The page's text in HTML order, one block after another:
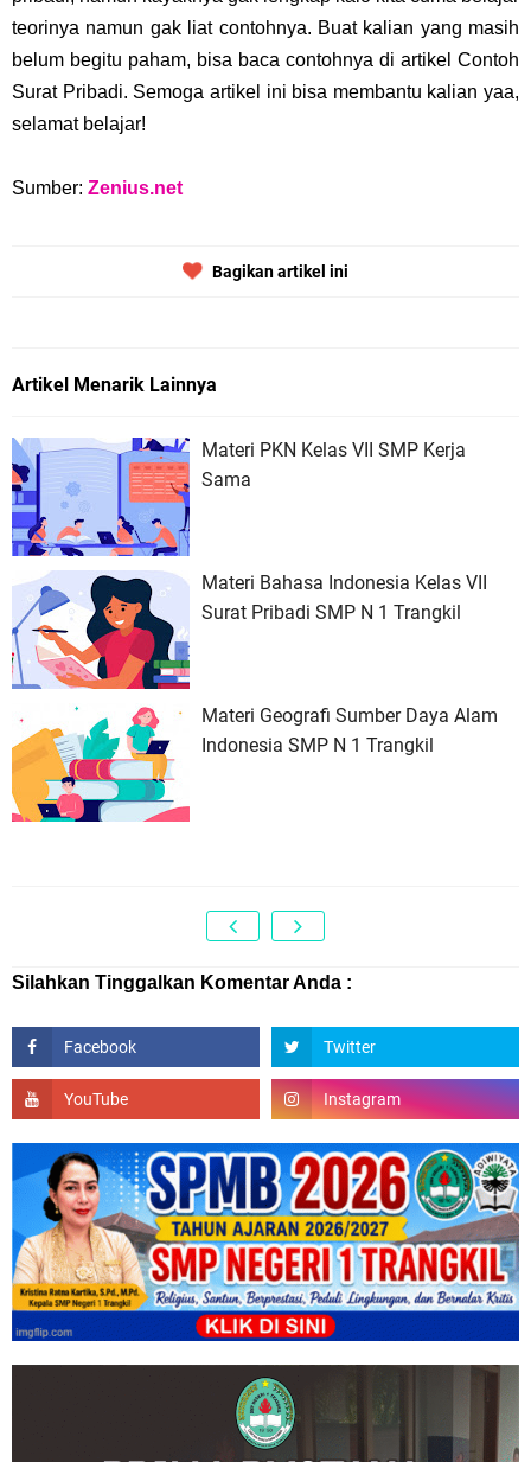
teorinya namun gak liat contohnya. Buat kalian yang masih
belum begitu paham, bisa baca contohnya di artikel Contoh
Surat Pribadi. Semoga artikel ini bisa membantu kalian yaa,
selamat belajar!
Sumber: Zenius.net
Bagikan artikel ini
Artikel Menarik Lainnya
Materi PKN Kelas VII SMP Kerja
Sama
Materi Bahasa Indonesia Kelas VII
Surat Pribadi SMP N 1 Trangkil
Materi Geografi Sumber Daya Alam
Indonesia SMP N 1 Trangkil
Silahkan Tinggalkan Komentar Anda :